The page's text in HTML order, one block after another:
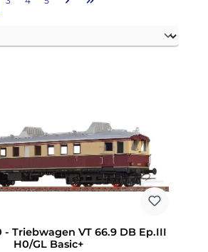
Triebwagen VT 66.9 DB Ep.III
H0/GL Basic+